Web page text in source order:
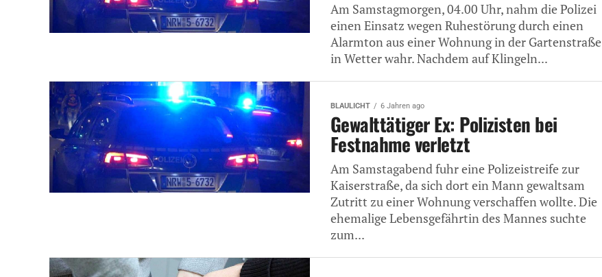
Am Samstagmorgen, 04.00 Uhr, nahm die Polizei
einen Einsatz wegen Ruhestörung durch einen
Alarmton aus einer Wohnung in der Gartenstraße
in Wetter wahr. Nachdem auf Klingeln...
BLAULICHT 6 Jahren ago
Gewalttätiger Ex: Polizisten bei
Festnahme verletzt
Am Samstagabend fuhr eine Polizeistreife zur
Kaiserstraße, da sich dort ein Mann gewaltsam
Zutritt zu einer Wohnung verschaffen wollte. Die
ehemalige Lebensgefährtin des Mannes suchte
zum...